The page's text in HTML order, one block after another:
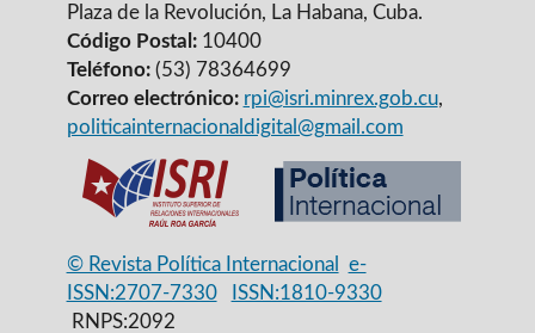
Plaza de la Revolución, La Habana, Cuba.
Código Postal:10400
Teléfono:(53) 78364699
Correo electrónico: rpi@isri.minrex.gob.cu,
politicainternacionaldigital@gmail.com
© Revista Política Internacional
e-
ISSN:2707-7330
ISSN:1810-9330
RNPS:2092